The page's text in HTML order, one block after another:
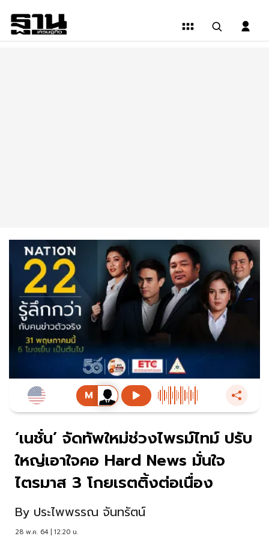
‘เนชั่น’ จัดทัพใหม่ช่วงไพรม์ไทม์ ปรับ
ใหญ่เอาใจคอ Hard News มั่นใจ
ไตรมาส 3 โกยเรตติ้งต่อเนื่อง
By ประไพพรรณ จันทรัตน์
28 พ.ค. 64 | 12:20 น.